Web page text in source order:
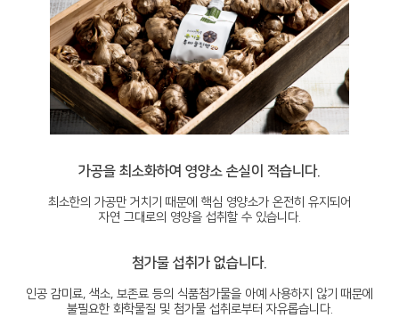
가공을 최소화하여 영양소 손실이 적습니다.
최소한의 가공만 거치기 때문에 핵심 영양소가 온전히 유지되어
자연 그대로의 영양을 섭취할 수 있습니다.
첨가물 섭취가 없습니다.
인공 감미료, 색소, 보존료 등의 식품첨가물을 아예 사용하지 않기 때문에
불필요한 화학물질 및 첨가물 섭취로부터 자유롭습니다.